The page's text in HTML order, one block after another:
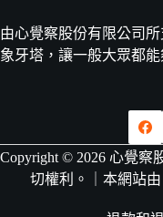
由心覺察股份有限公司
象牙塔，讓一般大眾都
Copyright © 2026 心覺察
切權利。｜本網站